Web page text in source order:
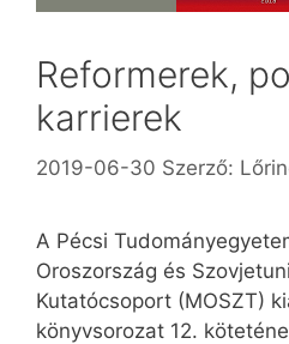
Reformerek,
karrierek
2019-06-30 Szerző:
A Pécsi
Oroszország és
Kutatócsoport (MOSZT)
könyvsorozat 12.